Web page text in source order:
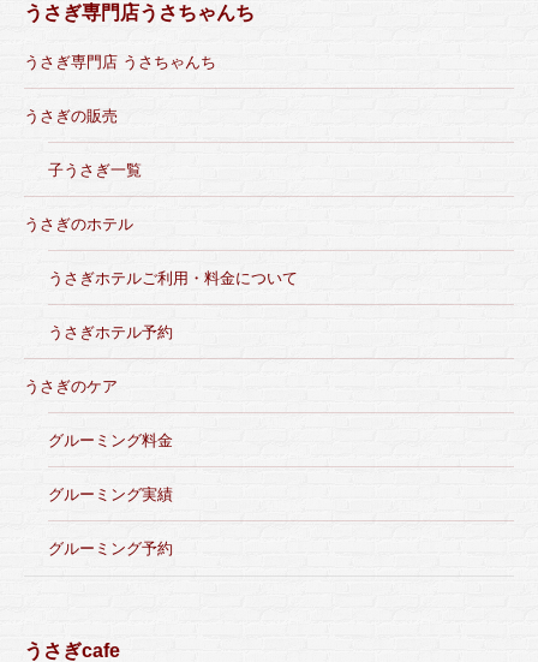
うさぎ専門店うさちゃんち
うさぎ専門店 うさちゃんち
うさぎの販売
子うさぎ一覧
うさぎのホテル
うさぎホテルご利用・料金について
うさぎホテル予約
うさぎのケア
グルーミング料金
グルーミング実績
グルーミング予約
うさぎcafe